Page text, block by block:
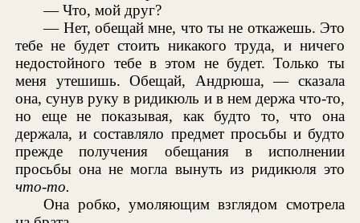
— Что, мой друг?
— Нет, обещай мне, что ты не откажешь. Это
тебе не будет стоить никакого труда, и ничего
недостойного тебе в этом не будет. Только ты
меня утешишь. Обещай, Андрюша, — сказала
она, сунув руку в ридикюль и в нем держа что-то,
но еще не показывая, как будто то, что она
держала, и составляло предмет просьбы и будто
прежде получения обещания в исполнении
просьбы она не могла вынуть из ридикюля это
что-то.
Она робко, умоляющим взглядом смотрела